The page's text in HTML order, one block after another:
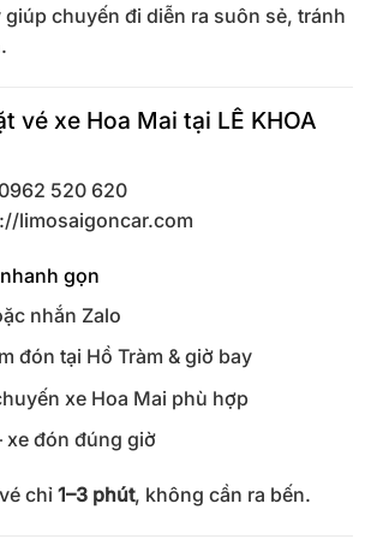
chuyến đi diễn ra suôn sẻ, tránh
vé xe Hoa Mai tại LÊ KHOA
0962 520 620
limosaigoncar.com
gọn
nhắn Zalo
đón tại Hồ Tràm & giờ bay
xe Hoa Mai phù hợp
xe đón đúng giờ
chỉ 1–3 phút, không cần ra bến.